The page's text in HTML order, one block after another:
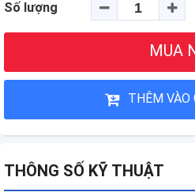
Số lượng
MUA
THÊM VÀO
THÔNG SỐ KỸ THUẬT